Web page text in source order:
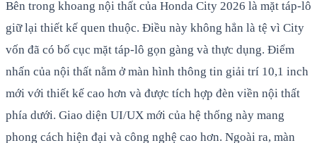
Bên trong khoang nội thất của Honda City 2026 là mặt táp-lô
giữ lại thiết kế quen thuộc. Điều này không hẳn là tệ vì City
vốn đã có bố cục mặt táp-lô gọn gàng và thực dụng. Điểm
nhấn của nội thất nằm ở màn hình thông tin giải trí 10,1 inch
mới với thiết kế cao hơn và được tích hợp đèn viền nội thất
phía dưới. Giao diện UI/UX mới của hệ thống này mang
phong cách hiện đại và công nghệ cao hơn. Ngoài ra, màn